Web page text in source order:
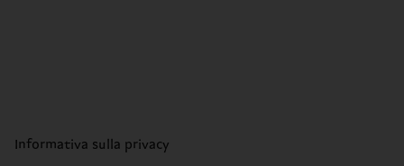
Informativa sulla privacy